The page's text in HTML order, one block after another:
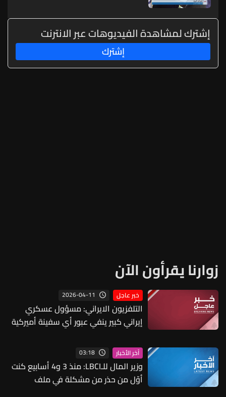
إشترك لمشاهدة الفيديوهات عبر الانترنت
إشترك
زوارنا يقرأون الآن
خبر عاجل 2026-04-11
التلفزيون الايراني: مسؤول عسكري
إيراني كبير ينفي عبور أي سفينة أميركية
آخر الأخبار 03:18
وزير المال للـLBCI: منذ 3 و4 أسابيع كنت
أوّل من حذر من مشكلة في ملف